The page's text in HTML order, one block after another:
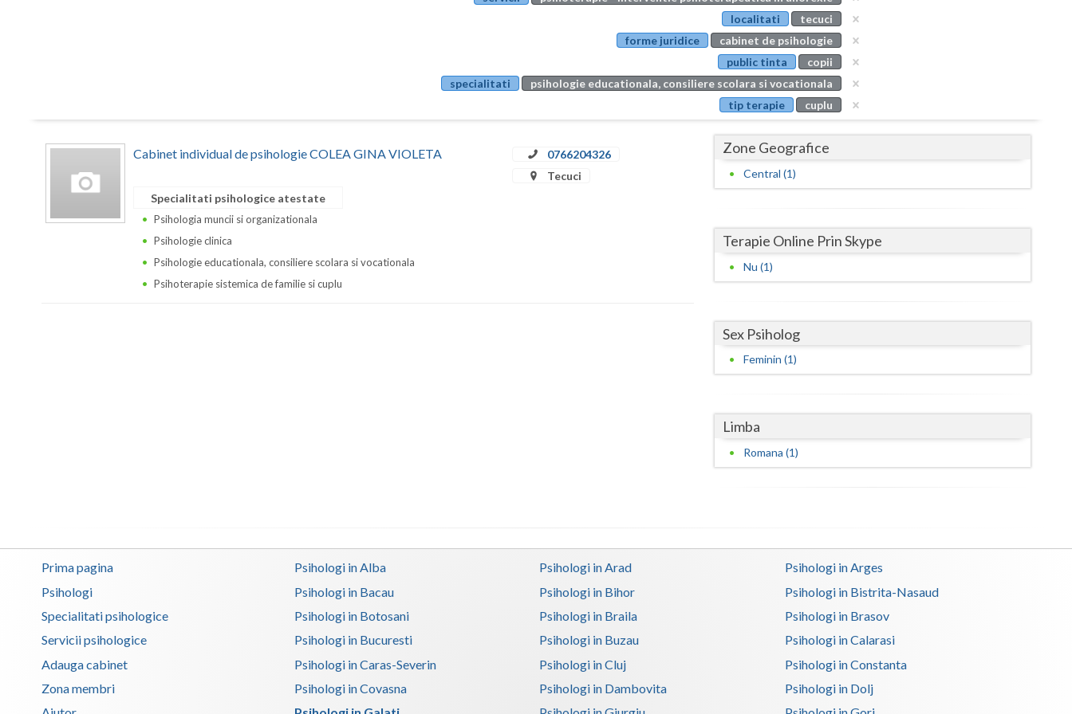
Buzau
Calarasi
Caras-Severin
Cluj
Constanta
Dolj
Mehedinti
Neamt
Olt
Salaj
localitati
tecuci
forme juridice
cabinet de psihologie
public tinta
copii
specialitati
psihologie educationala, consiliere scolara si vocationala
tip terapie
cuplu
Cabinet individual de psihologie COLEA GINA VIOLETA
0766204326
Tecuci
Specialitati psihologice atestate
Psihologia muncii si organizationala
Psihologie clinica
Psihologie educationala, consiliere scolara si vocationala
Psihoterapie sistemica de familie si cuplu
Zone Geografice
Central (1)
Terapie Online Prin Skype
Nu (1)
Sex Psiholog
Feminin (1)
Limba
Romana (1)
Prima pagina
Psihologi
Specialitati psihologice
Servicii psihologice
Adauga cabinet
Zona membri
Psihologi in Alba Psihologi in Arad
Psihologi in Arges
Psihologi in Bacau
Psihologi in Bihor
Psihologi in Bistrita-Nasaud
Psihologi in Botosani
Psihologi in Braila
Psihologi in Brasov
Psihologi in Bucuresti
Psihologi in Buzau
Psihologi in Calarasi
Psihologi in Caras-Severin
Psihologi in Cluj
Psihologi in Constanta
Psihologi in Covasna
Psihologi in Dambovita
Psihologi in Dolj